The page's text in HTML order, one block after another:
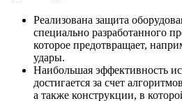
Реализована защита
специально разработанного
которое предотвращает,
удары.
Наибольшая эффективность
достигается за счет
а также конструкции, в